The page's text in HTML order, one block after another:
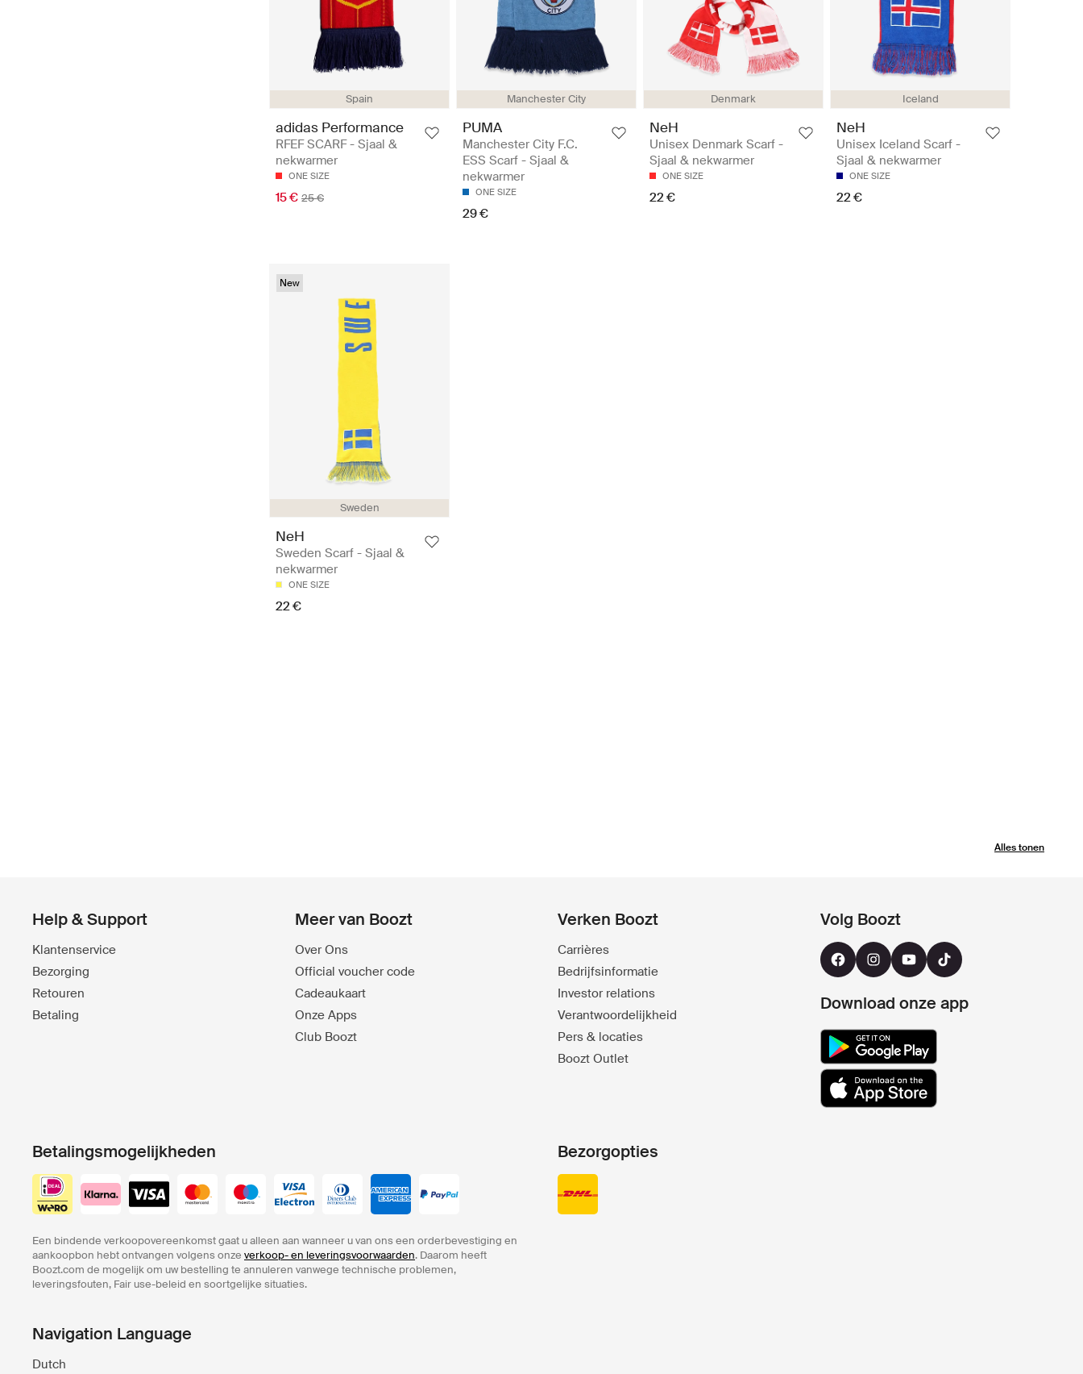
Spain
adidas Performance
RFEF SCARF - Sjaal &
nekwarmer
ONE SIZE
15 € 25 €
Manchester City
PUMA
Manchester City F.C.
ESS Scarf - Sjaal &
nekwarmer
ONE SIZE
29 €
Denmark
NeH
Unisex Denmark Scarf -
Sjaal & nekwarmer
ONE SIZE
22 €
Iceland
NeH
Unisex Iceland Scarf -
Sjaal & nekwarmer
ONE SIZE
22 €
Sweden
New
NeH
Sweden Scarf - Sjaal &
nekwarmer
ONE SIZE
22 €
Alles tonen
Help & Support
Klantenservice
Bezorging
Retouren
Betaling
Meer van Boozt
Over Ons
Official voucher code
Cadeaukaart
Onze Apps
Club Boozt
Verken Boozt
Carrières
Bedrijfsinformatie
Investor relations
Verantwoordelijkheid
Pers & locaties
Boozt Outlet
Volg Boozt
Download onze app
Betalingsmogelijkheden
Een bindende verkoopovereenkomst gaat u alleen aan wanneer u van ons een orderbevestiging en
aankoopbon hebt ontvangen volgens onze verkoop- en leveringsvoorwaarden. Daarom heeft
Boozt.com de mogelijk om uw bestelling te annuleren vanwege technische problemen,
leveringsfouten, Fair use-beleid en soortgelijke situaties.
Bezorgopties
Navigation Language
Dutch